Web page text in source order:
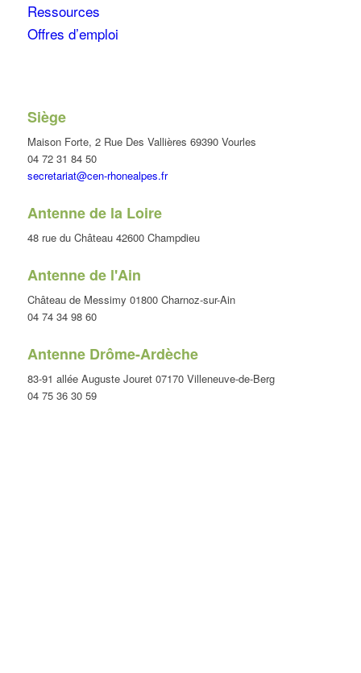
Ressources
Offres d’emploi
Siège
Maison Forte, 2 Rue Des Vallières 69390 Vourles
04 72 31 84 50
secretariat@cen-rhonealpes.fr
Antenne de la Loire
48 rue du Château 42600 Champdieu
Antenne de l'Ain
Château de Messimy 01800 Charnoz-sur-Ain
04 74 34 98 60
Antenne Drôme-Ardèche
83-91 allée Auguste Jouret 07170 Villeneuve-de-Berg
04 75 36 30 59